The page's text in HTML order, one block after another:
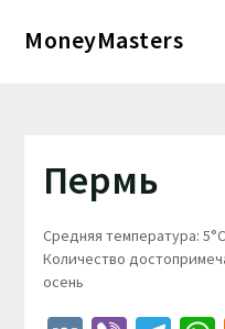
MoneyMasters
Пермь
Средняя температура:
Количество
осень